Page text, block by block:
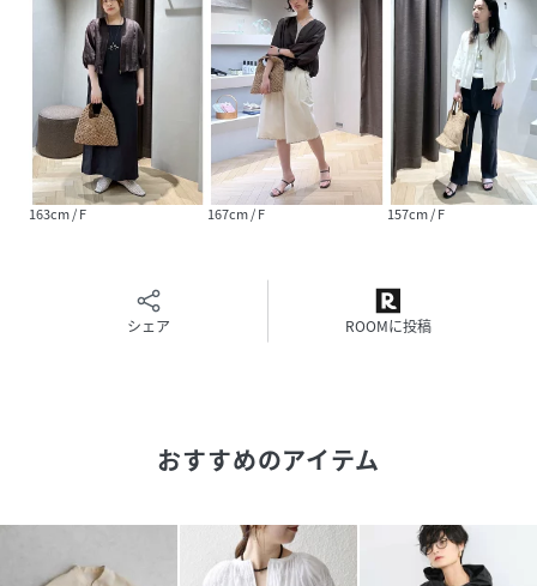
性に優れているため、
汗ばむ季節もさらりと快適に着用いただけます。
軽やかで持ち運びしやすく、外出時の日差し対策や冷房対策
にも便利。
着るほどにやわらかく肌になじむ風合いも魅力です。
軽やかな裏地付きでドライタッチな着心地も嬉しいポイン
ト。
柔らかなオフと深みのあるブラウンの2色展開。
タンクトップやキャミソール、Tシャツにさらりと羽織るだ
けで旬のスタイリングが完成します。
ギャザーデザインを活かしたナロースカートやストレートパ
日差しよけや冷房対策としても使いやすく、一枚で華やかに
■モデル身長:165cm着用サイズF
163cm / F 167cm / F 157cm / F
シェア ROOMに投稿
おすすめのアイテム